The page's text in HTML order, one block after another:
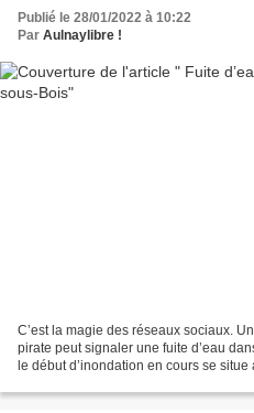
Publié le 28/01/2022 à 10:22
Par Aulnaylibre !
C’est la magie des réseaux sociaux.
pirate peut signaler une fuite d’eau
le début d’inondation en cours se